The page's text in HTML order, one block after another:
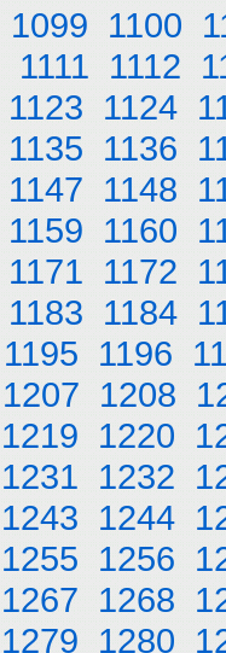
1099 1100
1111 1112
1123 1124
1135 1136
1147 1148
1159 1160
1171 1172
1183 1184
1195 1196
1207 1208
1219 1220
1231 1232
1243 1244
1255 1256
1267 1268
1279 1280